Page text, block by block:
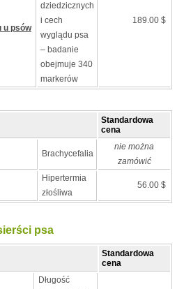
u psów
dziedzicznych
i cech
wyglądu psa
– badanie
obejmuje 340
markerów
189.00 $
Standardowa
cena
Brachycefalia
nie można
zamówić
Hipertermia
złośliwa
56.00 $
psa
Standardowa
cena
Długość